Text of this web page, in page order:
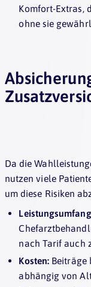
Komfort-Extras,
ohne sie
Da die
nutzen viele
um diese Risiken
nach Tarif auch
Kosten: Beiträge
abhängig von